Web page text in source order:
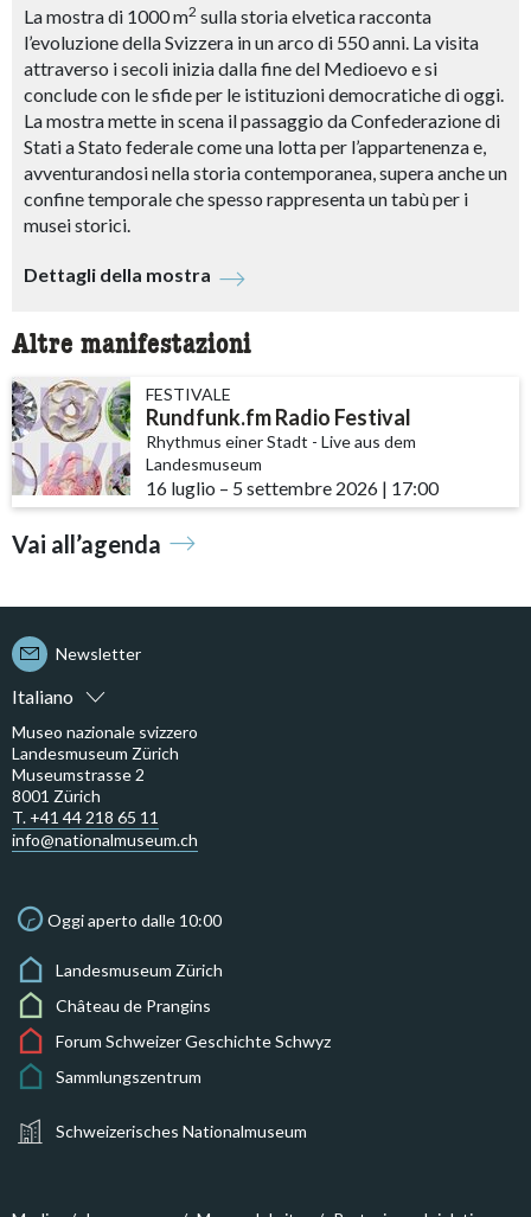
La mostra di 1000 m2 sulla storia elvetica racconta
l’evoluzione della Svizzera in un arco di 550 anni. La visita
attraverso i secoli inizia dalla fine del Medioevo e si
conclude con le sfide per le istituzioni democratiche di oggi.
La mostra mette in scena il passaggio da Confederazione di
Stati a Stato federale come una lotta per l’appartenenza e,
avventurandosi nella storia contemporanea, supera anche un
confine temporale che spesso rappresenta un tabù per i
musei storici.
Dettagli della mostra
Altre manifestazioni
FESTIVALE
Rundfunk.fm Radio Festival
Rhythmus einer Stadt - Live aus dem
Landesmuseum
16 luglio accessibility.time_to
– 5 settembre 2026 | 17:00
Vai all’agenda
Italiano
Newsletter
Museo nazionale svizzero
Landesmuseum Zürich
Museumstrasse 2
8001 Zürich
T. +41 44 218 65 11
info@nationalmuseum.ch
Oggi aperto dalle 10:00
Landesmuseum Zürich
Château de Prangins
Forum Schweizer Geschichte Schwyz
Sammlungszentrum
Schweizerisches Nationalmuseum